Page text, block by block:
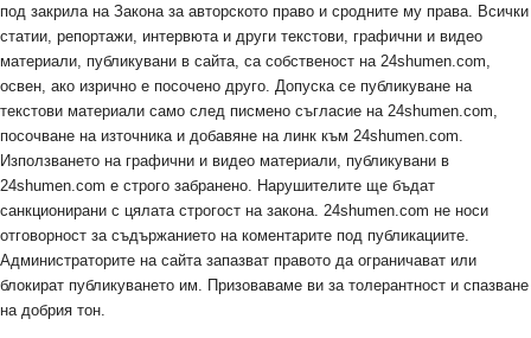
под закрила на Закона за авторското право и сродните му права. Всички
статии, репортажи, интервюта и други текстови, графични и видео
материали, публикувани в сайта, са собственост на 24shumen.com,
освен, ако изрично е посочено друго. Допуска се публикуване на
текстови материали само след писмено съгласие на 24shumen.com,
посочване на източника и добавяне на линк към 24shumen.com.
Използването на графични и видео материали, публикувани в
24shumen.com е строго забранено. Нарушителите ще бъдат
санкционирани с цялата строгост на закона. 24shumen.com не носи
отговорност за съдържанието на коментарите под публикациите.
Администраторите на сайта запазват правото да ограничават или
блокират публикуването им. Призоваваме ви за толерантност и спазване
на добрия тон.